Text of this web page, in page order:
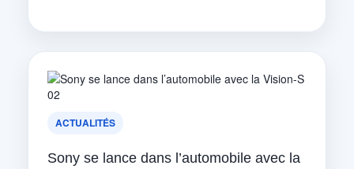
ACTUALITÉS
Sony se lance dans l’automobile avec la